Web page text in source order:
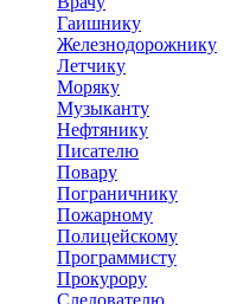
Гаишнику
Железнодорожнику
Летчику
Моряку
Музыканту
Нефтянику
Писателю
Повару
Пограничнику
Пожарному
Полицейскому
Программисту
Прокурору
Следователю